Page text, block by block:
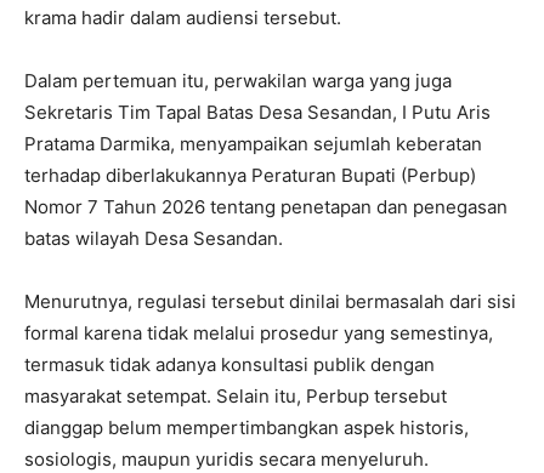
krama hadir dalam audiensi tersebut.
Dalam pertemuan itu, perwakilan warga yang juga
Sekretaris Tim Tapal Batas Desa Sesandan, I Putu Aris
Pratama Darmika, menyampaikan sejumlah keberatan
terhadap diberlakukannya Peraturan Bupati (Perbup)
Nomor 7 Tahun 2026 tentang penetapan dan penegasan
batas wilayah Desa Sesandan.
Menurutnya, regulasi tersebut dinilai bermasalah dari sisi
formal karena tidak melalui prosedur yang semestinya,
termasuk tidak adanya konsultasi publik dengan
masyarakat setempat. Selain itu, Perbup tersebut
dianggap belum mempertimbangkan aspek historis,
sosiologis, maupun yuridis secara menyeluruh.